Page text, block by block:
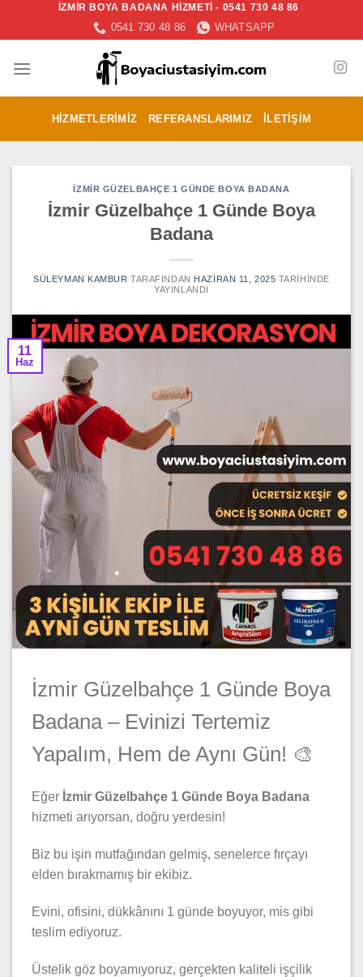
İZMİR BOYA BADANA HİZMETİ - 0541 730 48 86
0541 730 48 86 WHATSAPP
HIZMETLERIMIZ REFERANSLARIMIZ İLETIŞIM
İZMIR GÜZELBAHÇE 1 GÜNDE BOYA BADANA
İzmir Güzelbahçe 1 Günde Boya
Badana
SÜLEYMAN KAMBUR TARAFINDAN HAZIRAN 11, 2025 TARIHINDE
YAYINLANDI
11
Haz
İzmir Güzelbahçe 1 Günde Boya
Badana – Evinizi Tertemiz
Yapalım, Hem de Aynı Gün! 🎨
Eğer İzmir Güzelbahçe 1 Günde Boya Badana
hizmeti arıyorsan, doğru yerdesin!
Biz bu işin mutfağından gelmiş, senelerce fırçayı
elden bırakmamış bir ekibiz.
Evini, ofisini, dükkânını 1 günde boyuyor, mis gibi
teslim ediyoruz.
Üstelik göz boyamıyoruz, gerçekten kaliteli işçilik